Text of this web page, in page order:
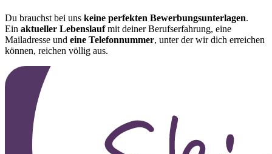
Du brauchst bei uns keine perfekten Bewerbungsunterlagen.
Ein aktueller Lebenslaufmit deiner Berufserfahrung, eine
Mailadresse und eine Telefonnummer, unter der wir dich erreichen
können, reichen völlig aus.